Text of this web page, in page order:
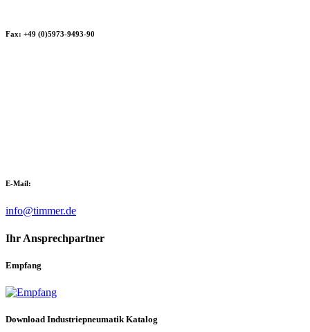
Fax: +49 (0)5973-9493-90
E-Mail:
info@timmer.de
Ihr Ansprechpartner
Empfang
Download Industriepneumatik Katalog